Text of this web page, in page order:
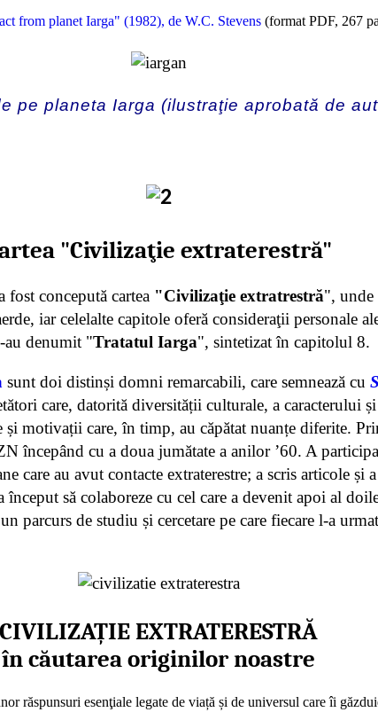
from planet Iarga" (1982), de W.C. Stevens (format PDF, 267
pe planeta Iarga (ilustraţie aprobată de
"Civilizaţie extraterestră"
fost concepută cartea "Civilizaţie extratrestră", unde
iar celelalte capitole oferă consideraţii personale
au denumit "Tratatul Iarga", sintetizat în capitolul 8.
sunt doi distinși domni remarcabili, care semnează cu
care, datorită diversității culturale, a caracterului
motivații care, în timp, au căpătat nuanțe diferite.
începând cu a doua jumătate a anilor ’60. A
care au avut contacte extraterestre; a scris articole și
să colaboreze cu cel care a devenit apoi al
parcurs de studiu și cercetare pe care fiecare l-a
CIVILIZAȚIE EXTRATERESTRĂ
în căutarea originilor noastre
răspunsuri esenţiale legate de viață și de universul care îi